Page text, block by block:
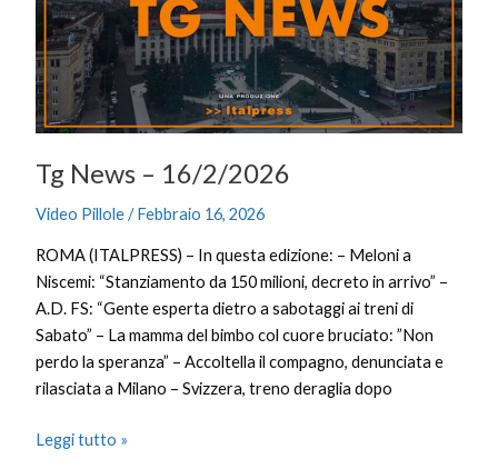
Tg News – 16/2/2026
Video Pillole/Febbraio 16, 2026
ROMA (ITALPRESS) – In questa edizione: – Meloni a
Niscemi: “Stanziamento da 150 milioni, decreto in arrivo” –
A.D. FS: “Gente esperta dietro a sabotaggi ai treni di
Sabato” – La mamma del bimbo col cuore bruciato: ”Non
perdo la speranza” – Accoltella il compagno, denunciata e
rilasciata a Milano – Svizzera, treno deraglia dopo
Leggi tutto »